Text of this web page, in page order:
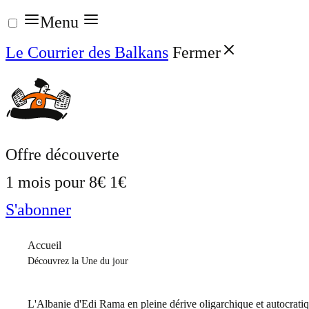
Aller
au
contenu
Menu
Le Courrier des Balkans Fermer
Offre découverte
1 mois pour 8€ 1€
S'abonner
Accueil
Découvrez la Une du jour
L'Albanie d'Edi Rama en pleine dérive oligarchique et